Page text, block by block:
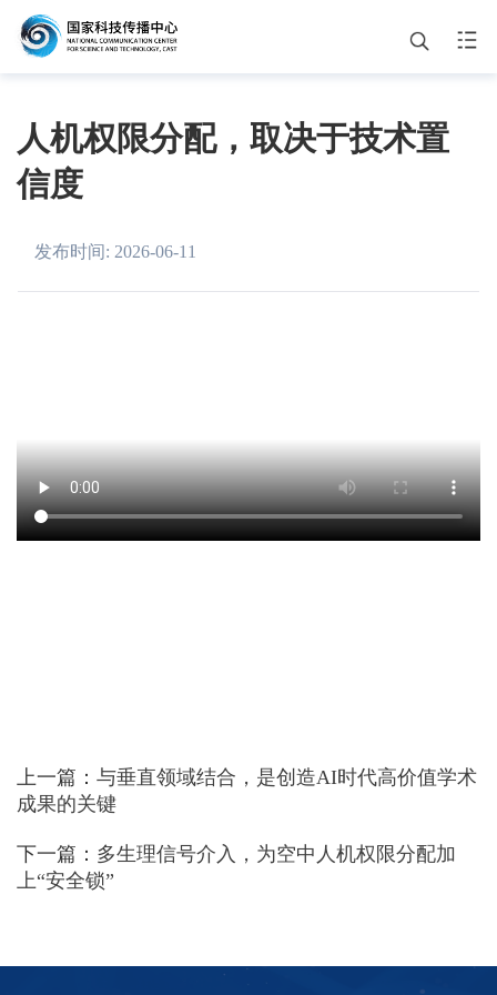
中心要闻 品牌活动
主题展览
人机权限分配，取决于技术置
信度
发布时间: 2026-06-11
上一篇： 与垂直领域结合，是创造AI时代高价值学术
成果的关键
下一篇： 多生理信号介入，为空中人机权限分配加
上“安全锁”